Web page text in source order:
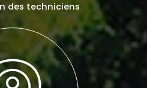
des techniciens